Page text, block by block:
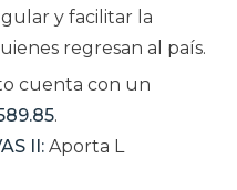
y facilitar la
regresan al país.
cuenta con un
.
II: Aporta L